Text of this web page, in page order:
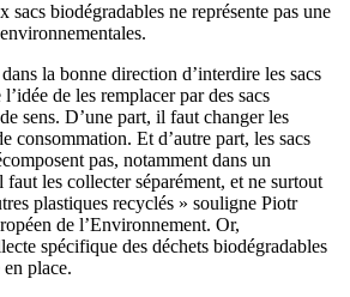
sacs biodégradables ne représente pas une
environnementales.
dans la bonne direction d’interdire les sacs
l’idée de les remplacerpar des sacs
sens. D’une part, il faut changer les
consommation. Et d’autre part, les sacs
pas, notamment dans un
faut les collecter séparément, et ne surtout
plastiques recyclés » souligne Piotr
de l’Environnement. Or,
spécifique des déchets biodégradables
en place.